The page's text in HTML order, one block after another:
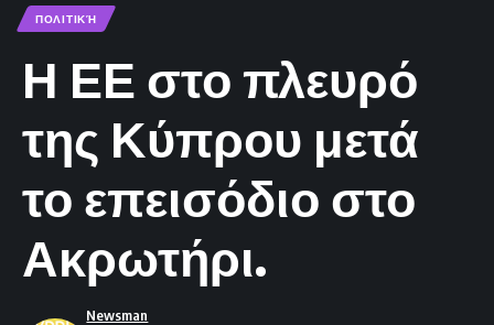
ΠΟΛΙΤΙΚΉ
Η ΕΕ στο πλευρό
της Κύπρου μετά
το επεισόδιο στο
Ακρωτήρι.
Newsman